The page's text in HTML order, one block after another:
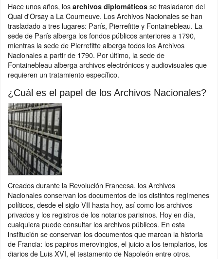
Hace unos años, los archivos diplomáticos se trasladaron del
Quai d'Orsay a La Courneuve. Los Archivos Nacionales se han
trasladado a tres lugares: París, Pierrefitte y Fontainebleau. La
sede de París alberga los fondos públicos anteriores a 1790,
mientras la sede de Pierrefitte alberga todos los Archivos
Nacionales a partir de 1790. Por último, la sede de
Fontainebleau alberga archivos electrónicos y audiovisuales que
requieren un tratamiento específico.
¿Cuál es el papel de los Archivos Nacionales?
Creados durante la Revolución Francesa, los Archivos
Nacionales conservan los documentos de los distintos regímenes
políticos, desde el siglo VII hasta hoy, así como los archivos
privados y los registros de los notarios parisinos. Hoy en día,
cualquiera puede consultar los archivos públicos. En esta
institución se conservan los documentos que marcan la historia
de Francia: los papiros merovingios, el juicio a los templarios, los
diarios de Luis XVI, el testamento de Napoleón entre otros.